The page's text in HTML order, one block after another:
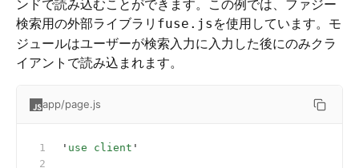
ンドで読み込むことができます。この例では、ファジー
検索用の外部ライブラリ fuse.js を使用しています。モ
ジュールはユーザーが検索入力に入力した後にのみクラ
イアントで読み込まれます。
app/page.js
' use client '